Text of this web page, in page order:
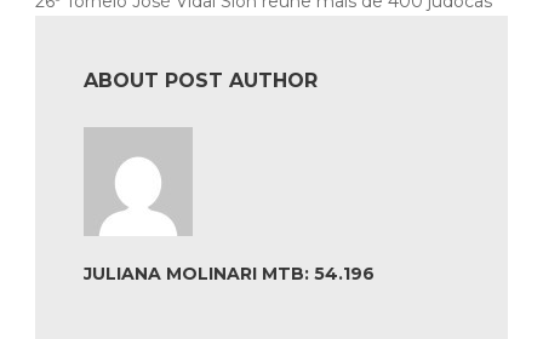
ABOUT POST AUTHOR
JULIANA MOLINARI MTB: 54.196